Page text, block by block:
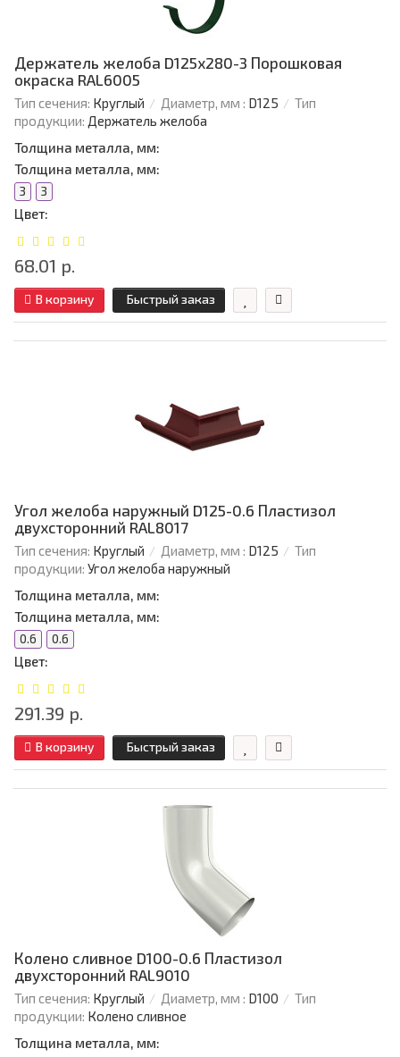
Держатель желоба D125х280-3 Порошковая
окраска RAL6005
Тип сечения: Круглый Диаметр, мм : D125
Тип
продукции: Держатель желоба
Толщина металла, мм:
Толщина металла, мм:
3 3
Цвет:
68.01 р.
В корзину Быстрый заказ
Угол желоба наружный D125-0.6 Пластизол
двухсторонний RAL8017
Тип сечения: Круглый Диаметр, мм : D125
Тип
продукции: Угол желоба наружный
Толщина металла, мм:
Толщина металла, мм:
0.6 0.6
Цвет:
291.39 р.
В корзину Быстрый заказ
Колено сливное D100-0.6 Пластизол
двухсторонний RAL9010
Тип сечения: Круглый Диаметр, мм : D100
Тип
продукции: Колено сливное
Толщина металла, мм: